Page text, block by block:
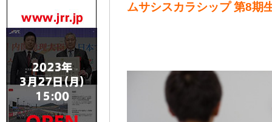
ムサシスカラシップ 第8期